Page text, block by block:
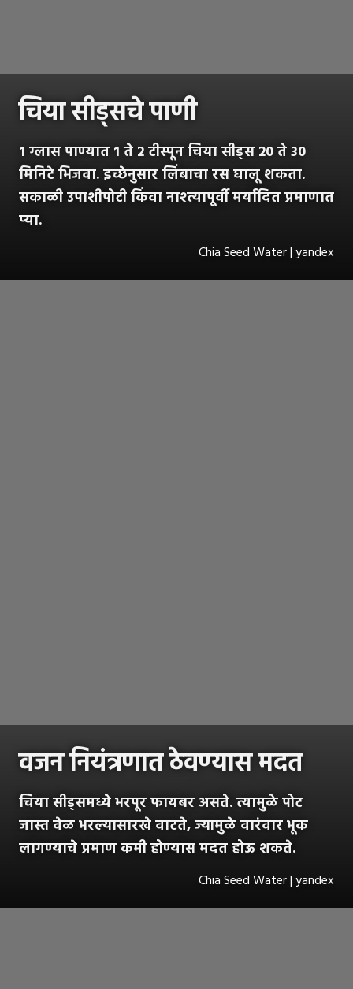
चिया सीड्सचे पाणी
1 ग्लास पाण्यात 1 ते 2 टीस्पून चिया सीड्स 20 ते 30
मिनिटे भिजवा. इच्छेनुसार लिंबाचा रस घालू शकता.
सकाळी उपाशीपोटी किंवा नाश्त्यापूर्वी मर्यादित प्रमाणात
प्या.
Chia Seed Water | yandex
वजन नियंत्रणात ठेवण्यास मदत
चिया सीड्समध्ये भरपूर फायबर असते. त्यामुळे पोट
जास्त वेळ भरल्यासारखे वाटते, ज्यामुळे वारंवार भूक
लागण्याचे प्रमाण कमी होण्यास मदत होऊ शकते.
Chia Seed Water | yandex